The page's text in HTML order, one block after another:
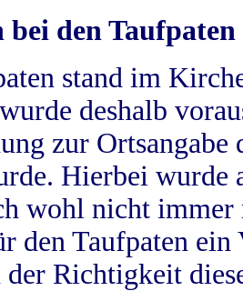
bei den Taufpaten
stand im
deshalb
zur
Hierbei wurde
wohl nicht
den Taufpaten
Richtigkeit